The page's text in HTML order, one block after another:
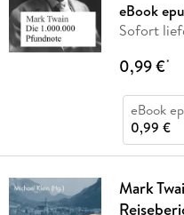
eBook
Sofort
0,99 €*
eBook
0,99 €
Mark